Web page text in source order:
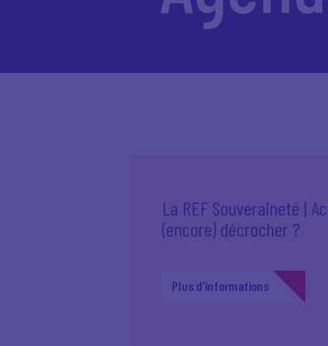
La REF Souveraineté |
(encore) décrocher ?
Plus d'informations